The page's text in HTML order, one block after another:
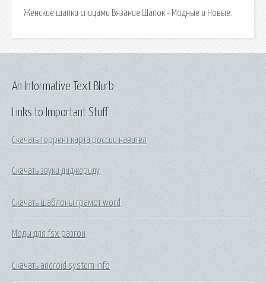
Женские шапки спицами Вязание Шапок - Модные и Новые.
Links to Important Stuff
Скачать торрент карта россии навител
Скачать звуки диджериду
Скачать шаблоны грамот word
Моды для fsx разгон
Скачать android system info
An Informative Text Blurb